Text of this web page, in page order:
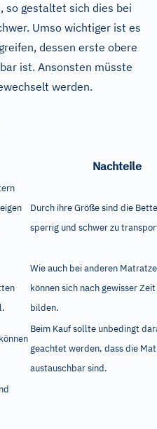
so gestaltet sich dies bei
Umso wichtiger ist es
dessen erste obere
ist. Ansonsten müsste
werden.
Nachteile
Durch ihre Größe sind die
sperrig und schwer zu
Wie auch bei anderen
können sich nach gewisser
bilden.
Beim Kauf sollte unbedingt
geachtet werden, dass die
austauschbar sind.